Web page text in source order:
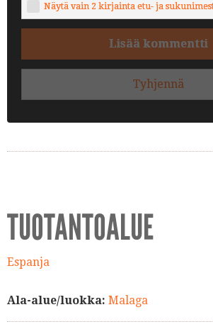
Näytä vain 2 kirjainta etu- ja
Lisää kommentti
Tyhjennä
TUOTANTOALUE
Espanja
Ala-alue/luokka: Malaga